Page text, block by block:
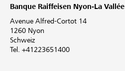
Banque Raiffeisen Nyon-La Vallée
Avenue Alfred-Cortot 14
1260 Nyon
Schweiz
Tel. +41223651400